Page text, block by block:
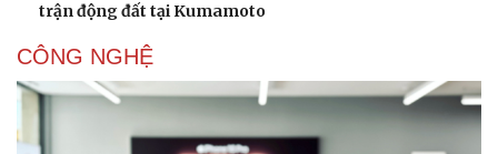
trận động đất tại Kumamoto
CÔNG NGHỆ